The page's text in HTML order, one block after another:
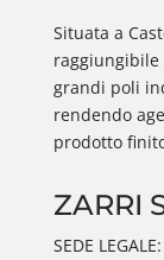
Situata a
raggiungibile
grandi poli
rendendo
prodotto
ZARRI
SEDE LEGALE: